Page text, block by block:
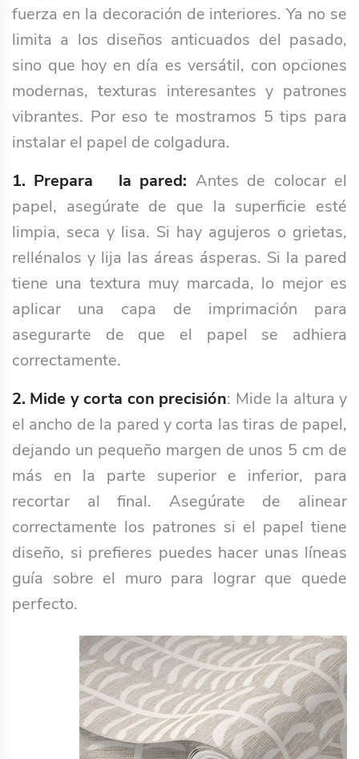
fuerza en la decoración de interiores. Ya no se
limita a los diseños anticuados del pasado,
sino que hoy en día es versátil, con opciones
modernas, texturas interesantes y patrones
vibrantes. Por eso te mostramos 5 tips para
instalar el papel de colgadura.
1. Prepara la pared: Antes de colocar el
papel, asegúrate de que la superficie esté
limpia, seca y lisa. Si hay agujeros o grietas,
rellénalos y lija las áreas ásperas. Si la pared
tiene una textura muy marcada, lo mejor es
aplicar una capa de imprimación para
asegurarte de que el papel se adhiera
correctamente.
2. Mide y corta con precisión: Mide la altura y
el ancho de la pared y corta las tiras de papel,
dejando un pequeño margen de unos 5 cm de
más en la parte superior e inferior, para
recortar al final. Asegúrate de alinear
correctamente los patrones si el papel tiene
diseño, si prefieres puedes hacer unas líneas
guía sobre el muro para lograr que quede
perfecto.